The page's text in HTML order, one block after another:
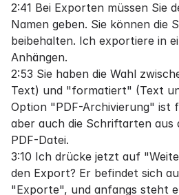
2:41 Bei Exporten müssen Sie
Namen geben. Sie können die
beibehalten. Ich exportiere in
Anhängen.
2:53 Sie haben die Wahl
Text) und "formatiert" (Text
Option "PDF-Archivierung" ist
aber auch die Schriftarten aus
PDF-Datei.
3:10 Ich drücke jetzt auf
den Export? Er befindet sich
"Exporte", und anfangs steht